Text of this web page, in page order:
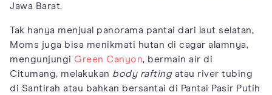
Jawa Barat.
Tak hanya menjual panorama pantai dari laut selatan,
Moms juga bisa menikmati hutan di cagar alamnya,
mengunjungi Green Canyon, bermain air di
Citumang, melakukan body raftingatau river tubing
di Santirah atau bahkan bersantai di Pantai Pasir Putih